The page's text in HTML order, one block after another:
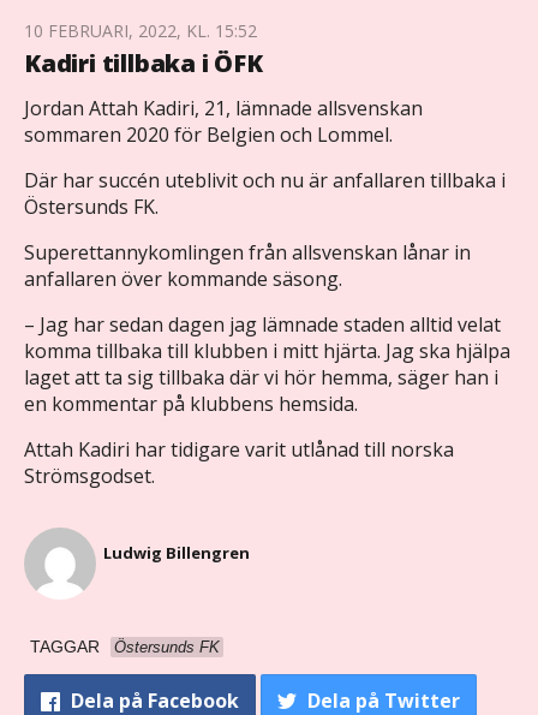
10 FEBRUARI, 2022, KL. 15:52
Kadiri tillbaka i ÖFK
Jordan Attah Kadiri, 21, lämnade allsvenskan
sommaren 2020 för Belgien och Lommel.
Där har succén uteblivit och nu är anfallaren tillbaka i
Östersunds FK.
Superettannykomlingen från allsvenskan lånar in
anfallaren över kommande säsong.
– Jag har sedan dagen jag lämnade staden alltid velat
komma tillbaka till klubben i mitt hjärta. Jag ska hjälpa
laget att ta sig tillbaka där vi hör hemma, säger han i
en kommentar på klubbens hemsida.
Attah Kadiri har tidigare varit utlånad till norska
Strömsgodset.
Ludwig Billengren
TAGGAR Östersunds FK
Dela på Facebook Dela på Twitter